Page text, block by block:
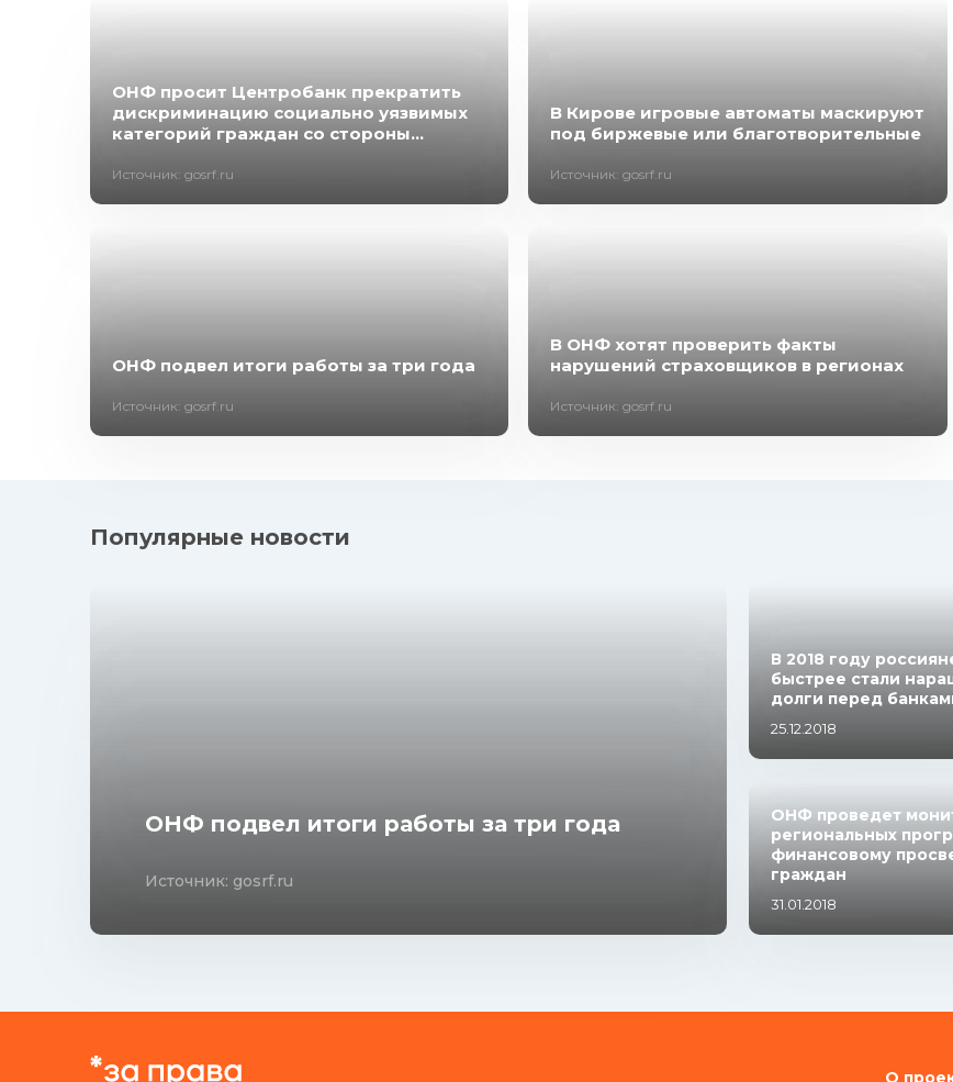
ОНФ просит Центробанк прекратить
дискриминацию социально уязвимых
категорий граждан со стороны...
Источник: gosrf.ru
В Кирове игровые автоматы маскируют
под биржевые или благотворительные
Источник: gosrf.ru
ОНФ подвел итоги работы за три года
Источник: gosrf.ru
В ОНФ хотят проверить факты
нарушений страховщиков в регионах
Источник: gosrf.ru
Популярные новости
ОНФ подвел итоги работы за три года
Источник: gosrf.ru
В 2018 году
быстрее стали
долги перед
25.12.2018
ОНФ проведет
региональных
финансовому
граждан
31.01.2018
О